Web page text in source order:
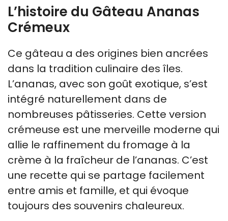
L’histoire du Gâteau Ananas
Crémeux
Ce gâteau a des origines bien ancrées
dans la tradition culinaire des îles.
L’ananas, avec son goût exotique, s’est
intégré naturellement dans de
nombreuses pâtisseries. Cette version
crémeuse est une merveille moderne qui
allie le raffinement du fromage à la
crème à la fraîcheur de l’ananas. C’est
une recette qui se partage facilement
entre amis et famille, et qui évoque
toujours des souvenirs chaleureux.